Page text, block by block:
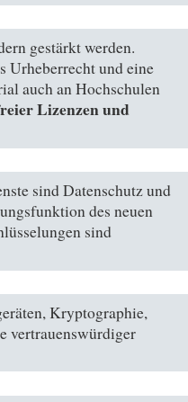
gestärkt werden.
Urheberrecht und eine
auch an Hochschulen
Lizenzen und
sind Datenschutz und
des neuen
sind
Kryptographie,
vertrauenswürdiger